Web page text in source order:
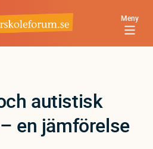
Meny
autistisk
en jämförelse